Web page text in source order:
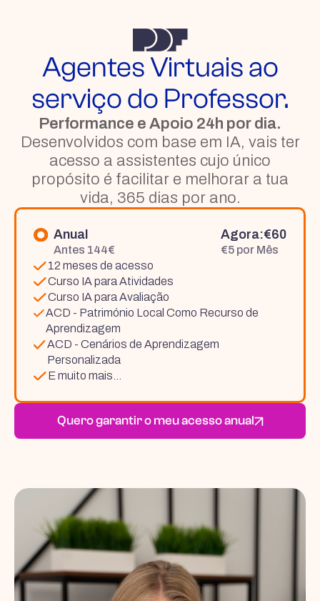
Agentes Virtuais ao
serviço do Professor.
Performance e Apoio 24h por dia.
Desenvolvidos com base em IA, vais ter
acesso a assistentes cujo único
propósito é facilitar e melhorar a tua
vida, 365 dias por ano.
Anual
Antes 144€
Agora:€60
€5 por Mês
12 meses de acesso
Curso IA para Atividades
Curso IA para Avaliação
ACD - Património Local Como Recurso de
Aprendizagem
ACD - Cenários de Aprendizagem
Personalizada
E muito mais...
Quero garantir o meu acesso anual